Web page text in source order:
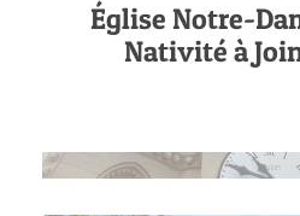
Église Notre-
Nativité à